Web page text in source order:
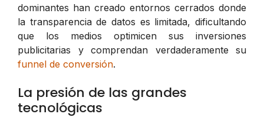
dominantes han creado entornos cerrados donde
la transparencia de datos es limitada, dificultando
que los medios optimicen sus inversiones
publicitarias y comprendan verdaderamente su
funnel de conversión.
La presión de las grandes
tecnológicas